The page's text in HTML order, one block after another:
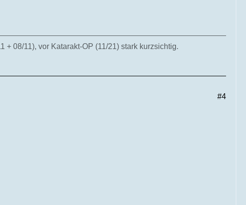
08/11), vor Katarakt-OP (11/21) stark kurzsichtig.
#4